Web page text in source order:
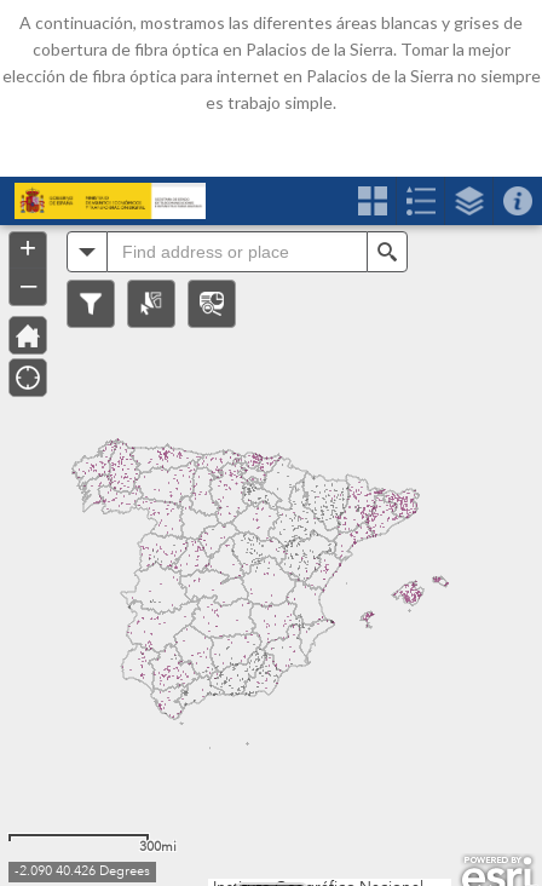
A continuación, mostramos las diferentes áreas blancas y grises de
cobertura de fibra óptica en Palacios de la Sierra. Tomar la mejor
elección de fibra óptica para internet en Palacios de la Sierra no siempre
es trabajo simple.